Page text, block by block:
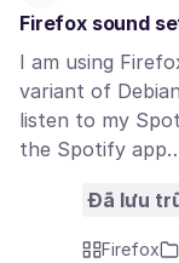
Firefox sound
I am using
variant of
listen to my
the Spotify
Đã lưu
Firefox